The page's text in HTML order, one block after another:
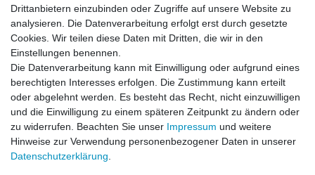
Barrierefreiheitserklärung Widerrufs­recht
Vertrag widerrufen Kontakt
© Copyright 2026 | Alle Rechte vorbehalten.
Drittanbietern einzubinden oder Zugriffe auf unsere Website zu
analysieren. Die Datenverarbeitung erfolgt erst durch gesetzte
Cookies. Wir teilen diese Daten mit Dritten, die wir in den
Einstellungen benennen.
Die Datenverarbeitung kann mit Einwilligung oder aufgrund eines
berechtigten Interesses erfolgen. Die Zustimmung kann erteilt
oder abgelehnt werden. Es besteht das Recht, nicht einzuwilligen
und die Einwilligung zu einem späteren Zeitpunkt zu ändern oder
zu widerrufen. Beachten Sie unser Impressum und weitere
Hinweise zur Verwendung personenbezogener Daten in unserer
Daten­schutz­erklärung